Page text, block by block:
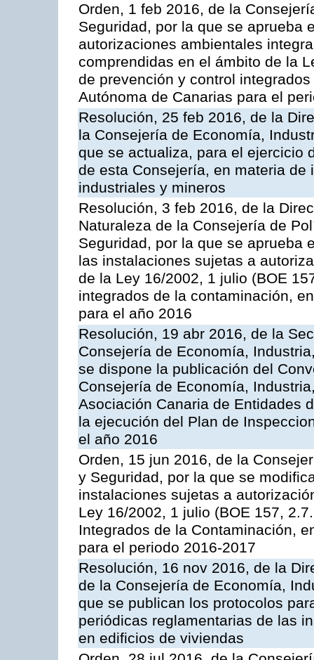
Orden, 1 feb 2016, de la
Seguridad, por la que se aprueba
autorizaciones ambientales
comprendidas en el ámbito de la
de prevención y control
Autónoma de Canarias para el
Resolución, 25 feb 2016, de la
la Consejería de Economía,
que se actualiza, para el ejercicio
de esta Consejería, en materia
industriales y mineros
Resolución, 3 feb 2016, de la
Naturaleza de la Consejería de
Seguridad, por la que se aprueba
las instalaciones sujetas a
de la Ley 16/2002, 1 julio (BOE
integrados de la contaminación,
para el año 2016
Resolución, 19 abr 2016, de la
Consejería de Economía,
se dispone la publicación del
Consejería de Economía,
Asociación Canaria de Entidades
la ejecución del Plan de
el año 2016
Orden, 15 jun 2016, de la
y Seguridad, por la que se
instalaciones sujetas a
Ley 16/2002, 1 julio (BOE 157,
Integrados de la Contaminación,
para el periodo 2016-2017
Resolución, 16 nov 2016, de la
de la Consejería de Economía,
que se publican los protocolos
periódicas reglamentarias de las
en edificios de viviendas